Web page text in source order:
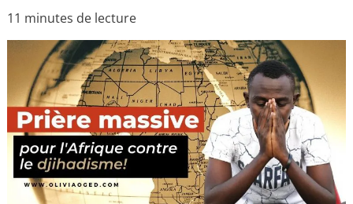
11 minutes de lecture
d’Afrique
contre
le
djihadisme!